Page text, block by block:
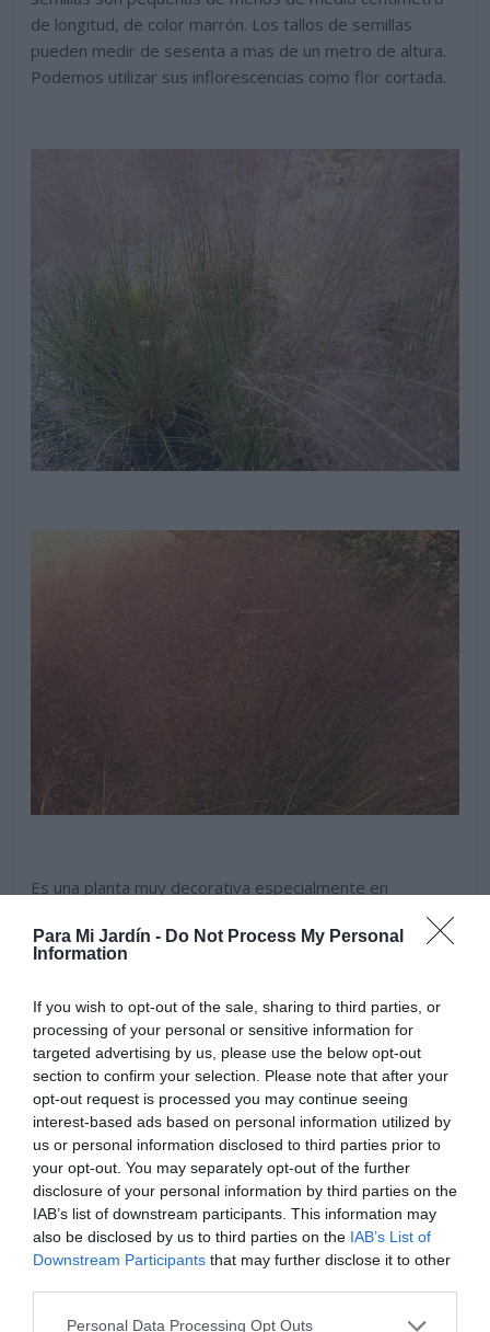
Para Mi Jardín - Do Not Process My Personal
Information
If you wish to opt-out of the sale, sharing to third parties, or
processing of your personal or sensitive information for
targeted advertising by us, please use the below opt-out
section to confirm your selection. Please note that after your
opt-out request is processed you may continue seeing
interest-based ads based on personal information utilized by
us or personal information disclosed to third parties prior to
your opt-out. You may separately opt-out of the further
disclosure of your personal information by third parties on the
IAB’s list of downstream participants. This information may
also be disclosed by us to third parties on the IAB’s List of
Downstream Participants that may further disclose it to other
Personal Data Processing Opt Outs
de longitud, de color marrón. Los tallos de semillas
pueden medir de sesenta a mas de un metro de altura.
Podemos utilizar sus inflorescencias como flor cortada.
Es una planta muy decorativa especialmente en
floración, sus finísimas espigas florales de color rosado
están repletas de minúsculas semillas de color beige,
dan a la planta una apariencia de neblina rosada en la
presenta una coloración anaranjada muy decorativa.